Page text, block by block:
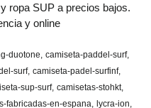
ropa SUP a precios bajos.
y online
duotone camiseta-paddel-surf
surf camiseta-padel-surfinf
sup-surf camisetas-stohkt
fabricadas-en-espana lycra-ion